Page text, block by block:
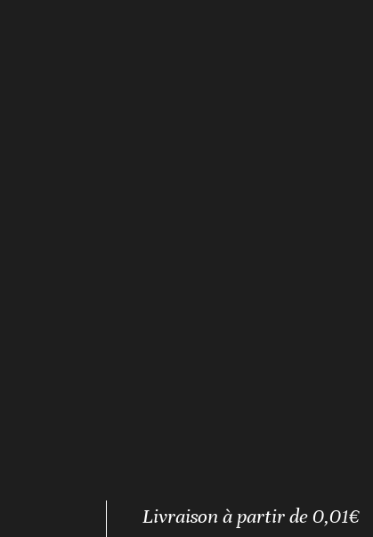
Livraison à partir de 0,01€